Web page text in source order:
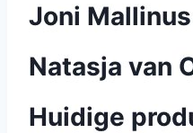
Joni Mallinus
Natasja van
Huidige